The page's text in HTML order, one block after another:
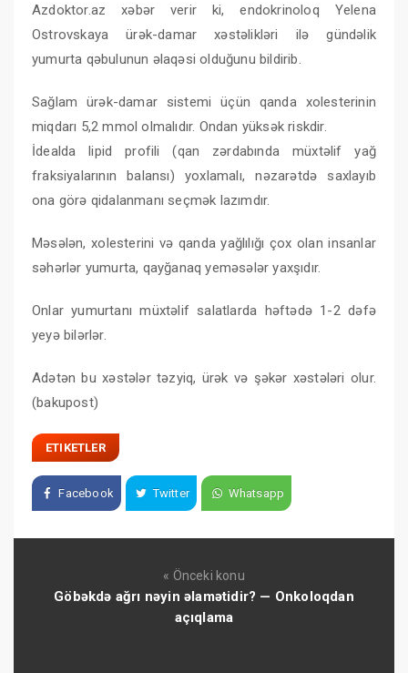
Azdoktor.az xəbər verir ki, endokrinoloq Yelena
Ostrovskaya ürək-damar xəstəlikləri ilə gündəlik
yumurta qəbulunun əlaqəsi olduğunu bildirib.
Sağlam ürək-damar sistemi üçün qanda xolesterinin
miqdarı 5,2 mmol olmalıdır. Ondan yüksək riskdir.
İdealda lipid profili (qan zərdabında müxtəlif yağ
fraksiyalarının balansı) yoxlamalı, nəzarətdə saxlayıb
ona görə qidalanmanı seçmək lazımdır.
Məsələn, xolesterini və qanda yağlılığı çox olan insanlar
səhərlər yumurta, qayğanaq yeməsələr yaxşıdır.
Onlar yumurtanı müxtəlif salatlarda həftədə 1-2 dəfə
yeyə bilərlər.
Adətən bu xəstələr təzyiq, ürək və şəkər xəstələri olur.
(bakupost)
ETIKETLER
Facebook Twitter Whatsapp
« Önceki konu
Göbəkdə ağrı nəyin əlamətidir? — Onkoloqdan
açıqlama